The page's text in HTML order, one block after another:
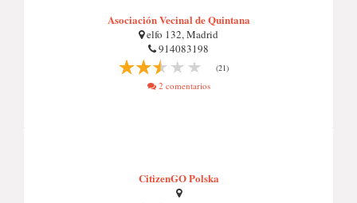
Asociación Vecinal de Quintana
elfo 132, Madrid
914083198
(21)
2 comentarios
CitizenGO Polska